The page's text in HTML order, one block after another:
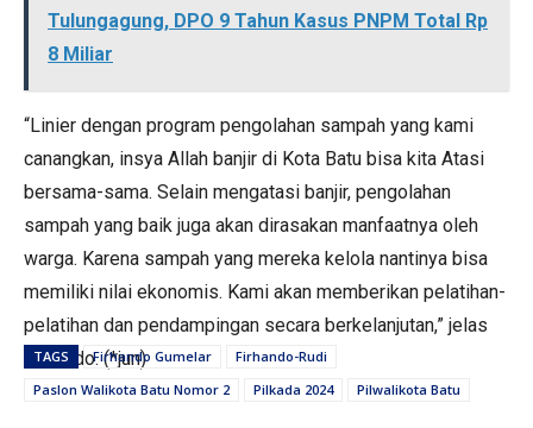
Tulungagung, DPO 9 Tahun Kasus PNPM Total Rp
8 Miliar
“Linier dengan program pengolahan sampah yang kami
canangkan, insya Allah banjir di Kota Batu bisa kita Atasi
bersama-sama. Selain mengatasi banjir, pengolahan
sampah yang baik juga akan dirasakan manfaatnya oleh
warga. Karena sampah yang mereka kelola nantinya bisa
memiliki nilai ekonomis. Kami akan memberikan pelatihan-
pelatihan dan pendampingan secara berkelanjutan,” jelas
Firhando. (*jun)
TAGS Firhando Gumelar
Firhando-Rudi
Paslon Walikota Batu Nomor 2
Pilkada 2024 Pilwalikota Batu